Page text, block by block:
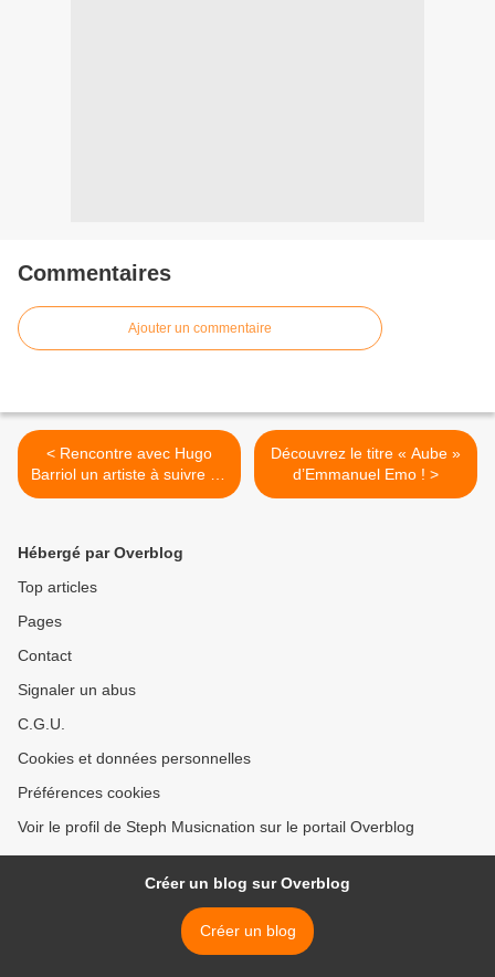
Commentaires
Ajouter un commentaire
< Rencontre avec Hugo
Barriol un artiste à suivre de
très près ! Attention coup
Découvrez le titre « Aube »
d’Emmanuel Emo ! >
Hébergé par Overblog
Top articles
Pages
Contact
Signaler un abus
C.G.U.
Cookies et données personnelles
Préférences cookies
Voir le profil de Steph Musicnation sur le portail Overblog
Créer un blog sur Overblog
Créer un blog